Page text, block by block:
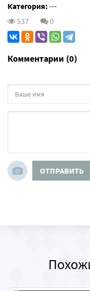
Категория: ---
537
0
Комментарии (0)
ОТПРАВИТЬ